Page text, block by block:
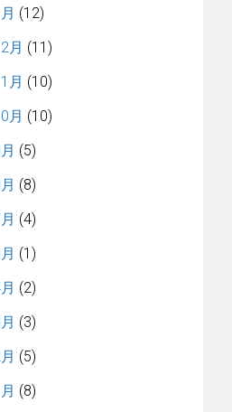
(12)
月 (11)
月 (10)
月 (10)
(5)
(8)
(4)
(1)
(2)
(3)
(5)
(8)